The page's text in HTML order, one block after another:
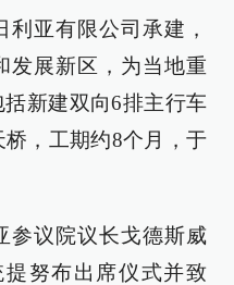
亚有限公司承建，
发展新区，为当地重
新建双向6排主行车
，工期约8个月，于
参议院议长戈德斯威
努布出席仪式并致